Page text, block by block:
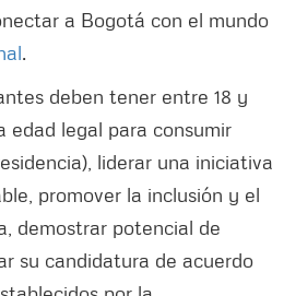
a Bogotá con el mundo
.
deben tener entre 18 y
edad legal para consumir
liderar una iniciativa
promover la inclusión y el
demostrar potencial de
su candidatura de acuerdo